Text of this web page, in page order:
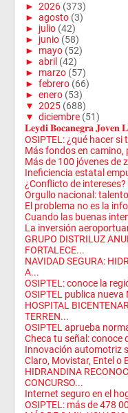
► 2026 (373)
► agosto (3)
► julio (42)
► junio (58)
► mayo (52)
► abril (42)
► marzo (57)
► febrero (66)
► enero (53)
▼ 2025 (688)
▼ diciembre (51)
𝐋𝐞𝐲𝐝𝐢 𝐁𝐨𝐜𝐚𝐧𝐞𝐠𝐫𝐚 𝐉𝐨𝐯𝐞𝐧
OSIPTEL: ¿qué hacer
Más fondos en camino,
Más de 100 jóvenes de
Ineficiencia estatal
¿Conflicto de
Orgullo nacional:
El problema no es la
Cuando las buenas
La inversión
GRUPO DISTRILUZ
FORTALECE...
NAVIDAD SEGURA:
A...
OSIPTEL: conoce la
OSIPTEL publica nueva
HOSPITAL
TERREN...
OSIPTEL aprueba
Checa tu señal: conoce
Innovación automotriz
Claro, Movistar, Entel o
HIDRANDINA
CONCURSO...
Internet seguro en el
OSIPTEL: más de 478